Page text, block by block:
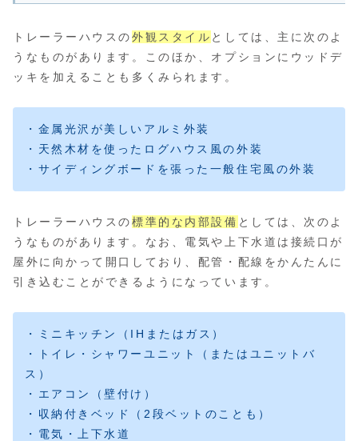
トレーラーハウスの外観スタイル としては、主に次のよ
うなものがあります。このほか、オプションにウッドデ
ッキを加えることも多くみられます。
・金属光沢が美しいアルミ外装
・天然木材を使ったログハウス風の外装
・サイディングボードを張った一般住宅風の外装
トレーラーハウスの標準的な内部設備 としては、次のよ
うなものがあります。なお、電気や上下水道は接続口が
屋外に向かって開口しており、配管・配線をかんたんに
引き込むことができるようになっています。
・ミニキッチン（IHまたはガス）
・トイレ・シャワーユニット（またはユニットバ
ス）
・エアコン（壁付け）
・収納付きベッド（2段ベットのことも）
・電気・上下水道